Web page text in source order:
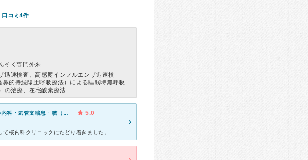
口コミ4件
そく専門外来
迅速検査、高感度インフルエンザ迅速検
鼻的持続陽圧呼吸療法）による睡眠時無呼吸
の治療、在宅酸素療法
呼吸器内科・気管支喘息・咳（セキ）・喉が痛い 5.0